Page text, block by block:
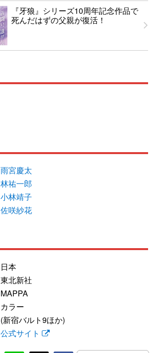
『牙狼』シリーズ10周年記念作品で
死んだはずの父親が復活！
雨宮慶太
林祐一郎
小林靖子
佐咲紗花
日本
東北新社
MAPPA
カラー
(新宿バルト9ほか)
公式サイト